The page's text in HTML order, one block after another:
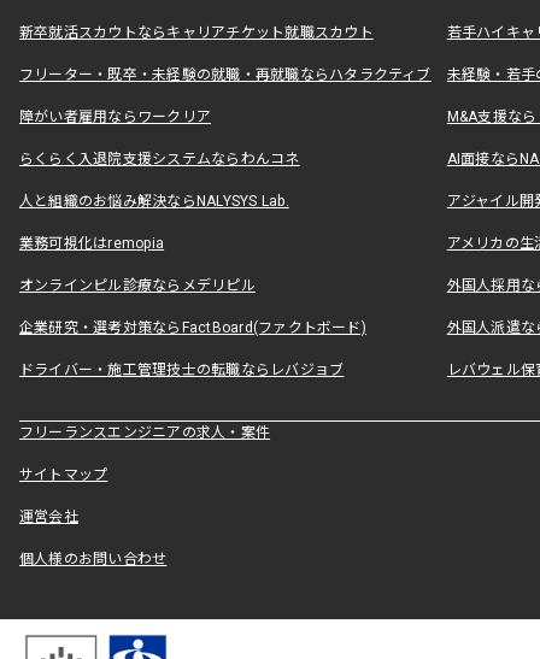
新卒就活スカウトならキャリアチケット就職スカウト 若手ハイキ
フリーター・既卒・未経験の就職・再就職ならハタラクティブ 未経験・若手
障がい者雇用ならワークリア M&A支援な
らくらく入退院支援システムならわんコネ AI面接なら
人と組織のお悩み解決ならNALYSYS Lab. アジャイル
業務可視化はremopia アメリカの
オンラインピル診療ならメデリピル 外国人採用
企業研究・選考対策ならFactBoard(ファクトボード) 外国人派遣な
ドライバー・施工管理技士の転職ならレバジョブ レバウェル
フリーランスエンジニアの求人・案件
サイトマップ
運営会社
個人様のお問い合わせ